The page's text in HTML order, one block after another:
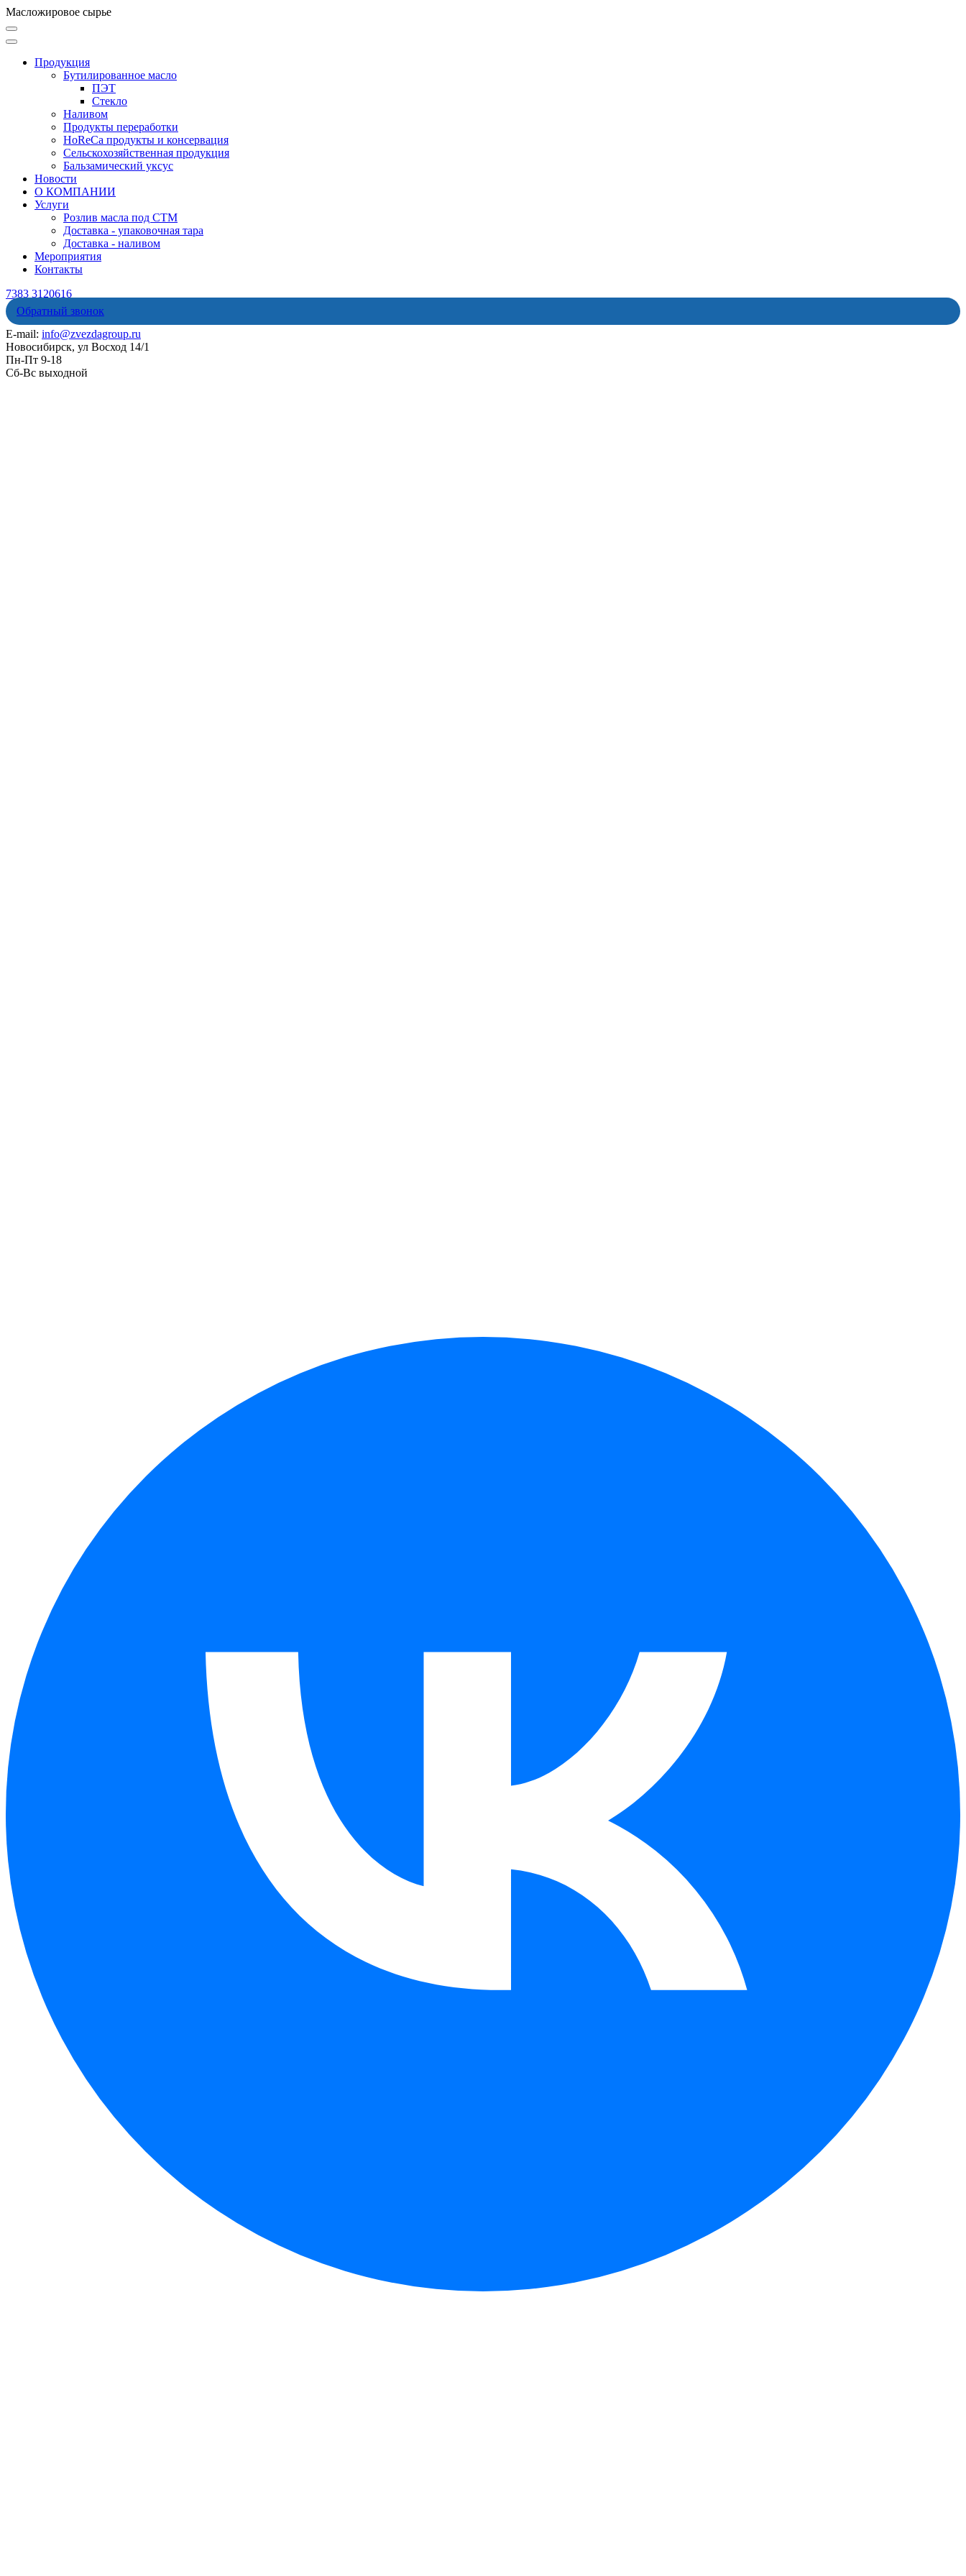
Масложировое сырье
Продукция
Бутилированное масло
ПЭТ
Стекло
Наливом
Продукты переработки
HoReCa продукты и консервация
Сельскохозяйственная продукция
Бальзамический уксус
Новости
О КОМПАНИИ
Услуги
Розлив масла под СТМ
Доставка - упаковочная тара
Доставка - наливом
Мероприятия
Контакты
7383 3120616
Обратный звонок
E-mail: info@zvezdagroup.ru
Новосибирск, ул Восход 14/1
Пн-Пт 9-18
Сб-Вс выходной